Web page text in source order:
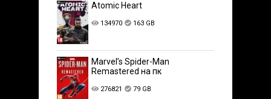
Atomic Heart
134970 163 GB
Marvel’s Spider-Man
Remastered на пк
276821 79 GB